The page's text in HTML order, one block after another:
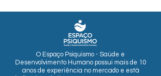
O Espaço Psiquismo - Saúde e
Desenvolvimento Humano possui mais de 10
anos de experiência no mercado e está